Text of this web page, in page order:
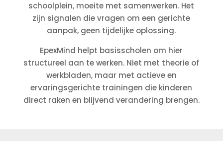
schoolplein, moeite met samenwerken. Het
zijn signalen die vragen om een gerichte
aanpak, geen tijdelijke oplossing.
EpexMind helpt basisscholen om hier
structureel aan te werken. Niet met theorie of
werkbladen, maar met actieve en
ervaringsgerichte trainingen die kinderen
direct raken en blijvend verandering brengen.